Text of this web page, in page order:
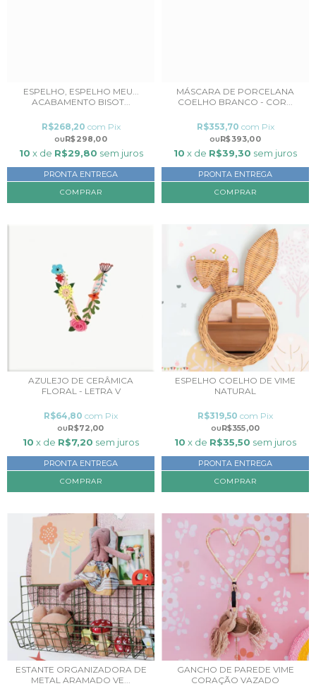
ESPELHO, ESPELHO MEU...
ACABAMENTO BISOT...
R$298,00
R$268,20 com Pix
10 x de R$29,80 sem juros
PRONTA ENTREGA
MÁSCARA DE PORCELANA
COELHO BRANCO - COR...
R$393,00
R$353,70 com Pix
10 x de R$39,30 sem juros
PRONTA ENTREGA
COMPRAR
AZULEJO DE CERÂMICA
FLORAL - LETRA V
R$72,00
R$64,80 com Pix
10 x de R$7,20 sem juros
PRONTA ENTREGA
ESPELHO COELHO DE VIME
NATURAL
R$355,00
R$319,50 com Pix
10 x de R$35,50 sem juros
PRONTA ENTREGA
ESTANTE ORGANIZADORA DE
METAL ARAMADO VE...
GANCHO DE PAREDE VIME
CORAÇÃO VAZADO